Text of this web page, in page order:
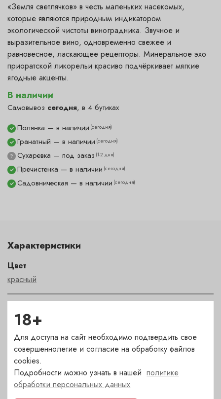
В наличии
Самовывоз сегодня, в 4 бутиках
✓ Гранатный — в наличии (сегодня)
✓ Полянка — в наличии (сегодня)
✓ Пречистенка — в наличии (сегодня)
✓ Садовническая — в наличии (сегодня)
? Сухаревка — под заказ (1-2 дня)
«Земля светлячков» в честь маленьких насекомых,
которые являются природным индикатором
экологической чистоты виноградника. Звучное и
выразительное вино, одновременно свежее и
равновесное, ласкающее рецепторы. Минеральное эхо
приоратской ликорельи красиво подчёркивает мягкие
ягодные акценты.
Характеристики
Цвет
красный
сухое
Страна
Испания
Сорт
18+
Для доступа на сайт необходимо подтвердить свое
совершеннолетие и согласие на обработку файлов
cookies.
Подробности можно узнать в нашейполитике
обработки персональных данных